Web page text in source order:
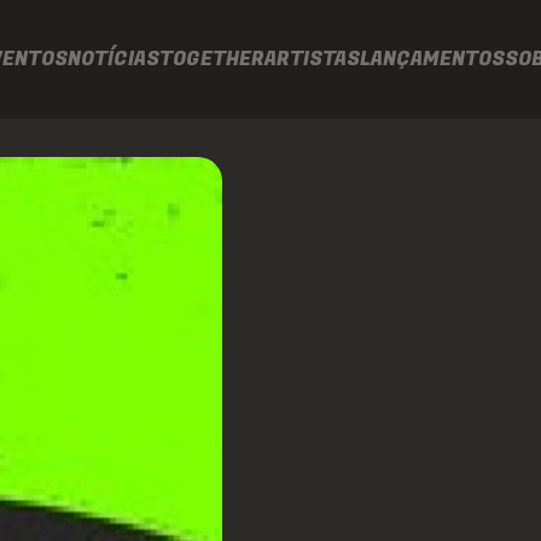
NOTÍCIASTOGETHERARTISTASLANÇAMENTOS